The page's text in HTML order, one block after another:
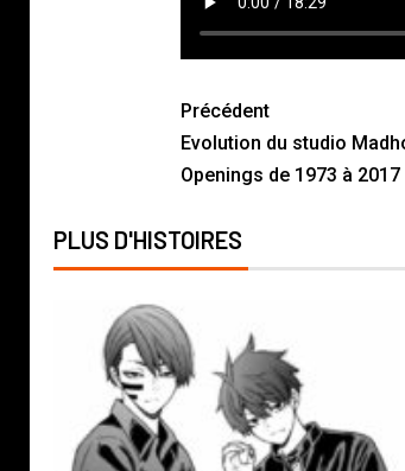
Précédent
Evolution du studio
Openings de 1973 à 2017
PLUS D'HISTOIRES